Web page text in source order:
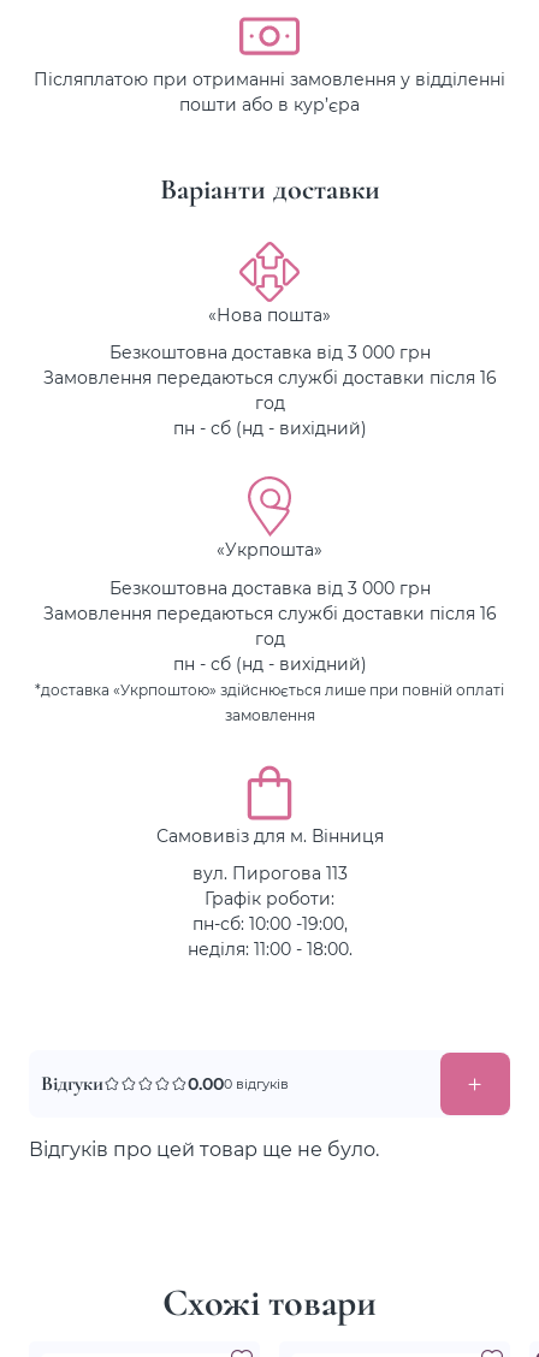
Післяплатою при отриманні замовлення у відділенні
пошти або в кур’єра
Варіанти доставки
«Нова пошта»
Безкоштовна доставка від 3 000 грн
Замовлення передаються службі доставки після 16
год
пн - сб (нд - вихідний)
«Укрпошта»
Безкоштовна доставка від 3 000 грн
Замовлення передаються службі доставки після 16
год
пн - сб (нд - вихідний)
*доставка «Укрпоштою» здійснюється лише при повній оплаті
замовлення
Самовивіз для м. Вінниця
вул. Пирогова 113
Графік роботи:
пн-сб: 10:00 -19:00,
неділя: 11:00 - 18:00.
Відгуки 0.000 відгуків
Відгуків про цей товар ще не було.
Схожі товари